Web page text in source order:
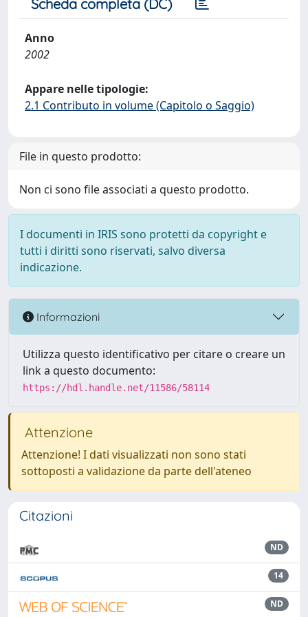
Scheda completa (DC)
Anno
2002
Appare nelle tipologie:
2.1 Contributo in volume (Capitolo o Saggio)
File in questo prodotto:
Non ci sono file associati a questo prodotto.
I documenti in IRIS sono protetti da copyright e
tutti i diritti sono riservati, salvo diversa
indicazione.
Informazioni
Utilizza questo identificativo per citare o creare un
link a questo documento:
https://hdl.handle.net/11586/58114
Attenzione
Attenzione! I dati visualizzati non sono stati
sottoposti a validazione da parte dell'ateneo
Citazioni
ND
14
ND